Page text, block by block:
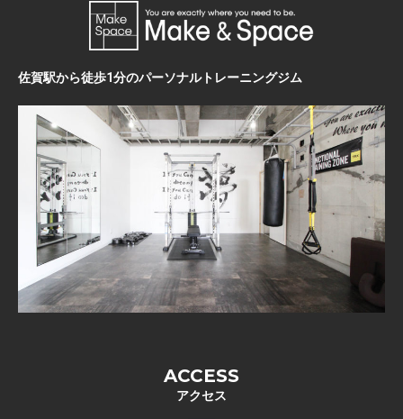
佐賀駅から徒歩1分のパーソナルトレーニングジム
ACCESS
アクセス